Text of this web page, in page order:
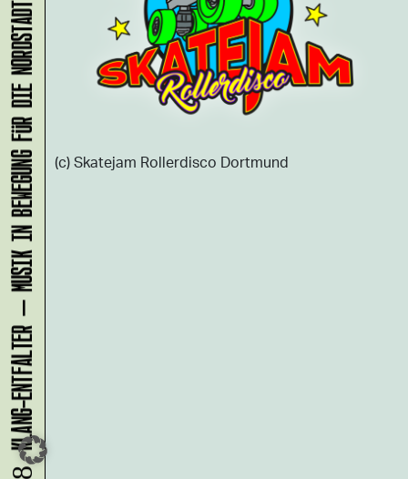
(c) Skatejam Rollerdisco Dortmund
KLANG-ENTFALTER – MUSIK IN BEWEGUNG FÜR DIE NORDSTADT